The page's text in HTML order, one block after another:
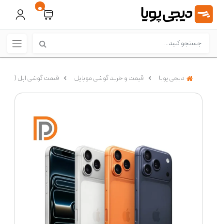
0
دیجی پویا قیمت و خرید گوشی موبایل قیمت گوشی اپل (IPhone)